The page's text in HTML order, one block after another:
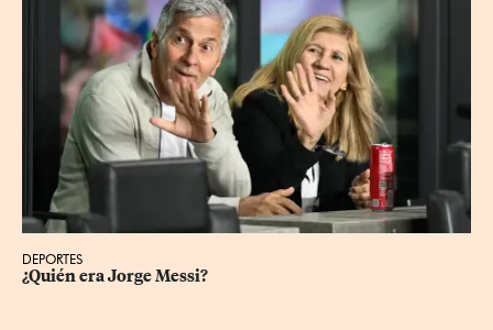
DEPORTES
¿Quién era Jorge Messi?